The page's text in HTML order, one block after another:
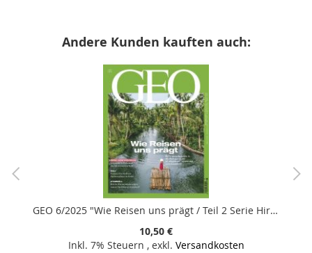
Andere Kunden kauften auch:
GEO 6/2025 "Wie Reisen uns prägt / Teil 2 Serie Hirnforschung"
10,50 €
Inkl. 7% Steuern , exkl. Versandkosten